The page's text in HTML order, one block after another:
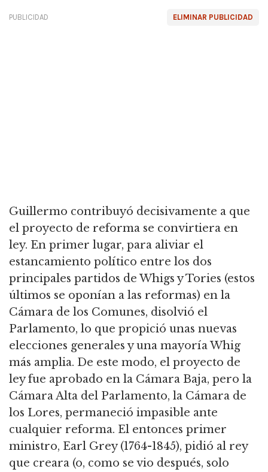
ELIMINAR PUBLICIDAD
PUBLICIDAD
Guillermo contribuyó decisivamente a que
el proyecto de reforma se convirtiera en
ley. En primer lugar, para aliviar el
estancamiento político entre los dos
principales partidos de Whigs y Tories (estos
últimos se oponían a las reformas) en la
Cámara de los Comunes, disolvió el
Parlamento, lo que propició unas nuevas
elecciones generales y una mayoría Whig
más amplia. De este modo, el proyecto de
ley fue aprobado en la Cámara Baja, pero la
Cámara Alta del Parlamento, la Cámara de
los Lores, permaneció impasible ante
cualquier reforma. El entonces primer
ministro, Earl Grey (1764-1845), pidió al rey
que creara (o, como se vio después, solo